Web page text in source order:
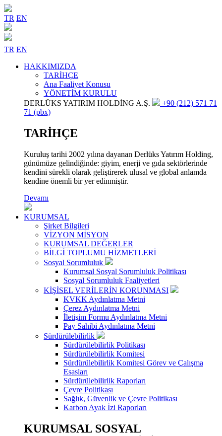
TR EN
TR EN
HAKKIMIZDA
TARİHÇE
Ana Faaliyet Konusu
YÖNETİM KURULU
DERLÜKS YATIRIM HOLDİNG A.Ş.
+90 (212) 571 71
71 (pbx)
TARİHÇE
Kuruluş tarihi 2002 yılına dayanan Derlüks Yatırım Holding,
günümüze gelindiğinde: giyim, enerji ve gıda sektörlerinde
kendini sürekli olarak geliştirerek ulusal ve global anlamda
kendine önemli bir yer edinmiştir.
Devamı
KURUMSAL
Şirket Bilgileri
VİZYON MİSYON
KURUMSAL DEĞERLER
BİLGİ TOPLUMU HİZMETLERİ
Sosyal Sorumluluk
Kurumsal Sosyal Sorumluluk Politikası
Sosyal Sorumluluk Faaliyetleri
KİŞİSEL VERİLERİN KORUNMASI
KVKK Aydınlatma Metni
Çerez Aydınlatma Metni
İletişim Formu Aydınlatma Metni
Pay Sahibi Aydınlatma Metni
Sürdürülebilirlik
Sürdürülebilirlik Politikası
Sürdürülebilirlik Komitesi
Sürdürülebilirlik Komitesi Görev ve Çalışma
Esasları
Sürdürülebilirlik Raporları
Çevre Politikası
Sağlık, Güvenlik ve Çevre Politikası
Karbon Ayak İzi Raporları
KURUMSAL SOSYAL